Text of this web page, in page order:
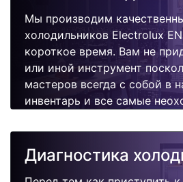
Мы производим
холодильников Electrolux
короткое время. Вам не
или иной инструмент
мастеров всегда с собой в
инвентарь и все самые
быстро, качественно и
Диагностика